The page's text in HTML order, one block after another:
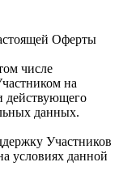
Оферты
числе
на
действующего
данных.
Участников
условиях данной